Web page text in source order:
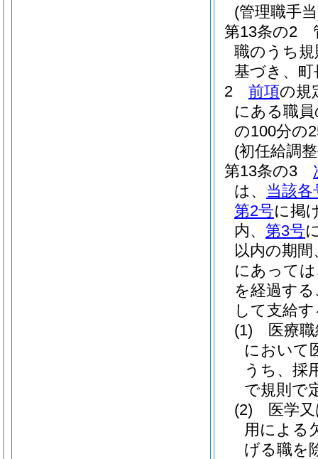
(管理職手
第13条の2
職のうち
基づき、
2
前項の規
にある職
の100分の
(初任給調
第13条の3
は、 当該各
第2号に掲
内、 第3号
以内の期
にあって
を経過す
して支給
(1)
医療
において
うち、採
で規則で
(2)
医学
用による
げる職を